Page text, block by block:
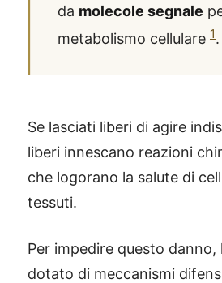
da molecole segnale
metabolismo cellulare 1.
Se lasciati liberi di agire
liberi innescano reazioni
che logorano la salute di
tessuti.
Per impedire questo danno,
dotato di meccanismi